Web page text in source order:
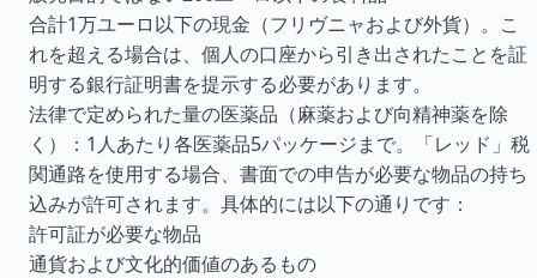
合計1万ユーロ以下の現金（フリヴニャおよび外貨）。こ
れを超える場合は、個人の口座から引き出されたことを証
明する銀行証明書を提示する必要があります。
法律で定められた量の医薬品（麻薬および向精神薬を除
く）：1人あたり各医薬品5パッケージまで。「レッド」税
関通路を使用する場合、書面での申告が必要な物品の持ち
込みが許可されます。具体的には以下の通りです：
許可証が必要な物品
通貨および文化的価値のあるもの